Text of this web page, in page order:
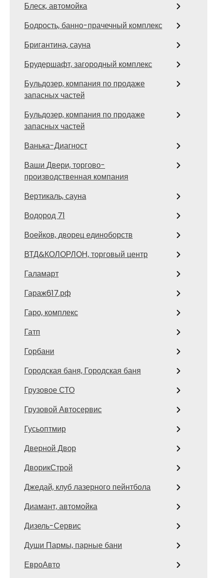
Блеск, автомойка
Бодрость, банно-прачечный комплекс
Бригантина, сауна
Брудершафт, загородный комплекс
Бульдозер, компания по продаже
запасных частей
Бульдозер, компания по продаже
запасных частей
Ванька-Диагност
Ваши Двери, торгово-
производственная компания
Вертикаль, сауна
Водород 71
Воейков, дворец единоборств
ВТД&КОЛОРЛОН, торговый центр
Галамарт
Гараж617.рф
Гаро, комплекс
Гатп
Горбани
Городская баня, Городская баня
Грузовое СТО
Грузовой Автосервис
Гусьоптмир
Дверной Двор
ДворикСтрой
Джедай, клуб лазерного пейнтбола
Диамант, автомойка
Дизель-Сервис
Души Пармы, парные бани
ЕвроАвто